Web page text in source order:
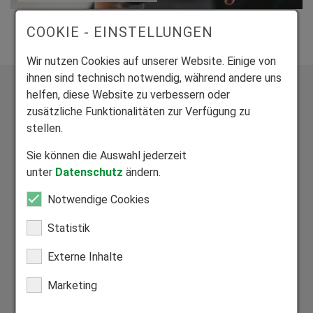
Exklusive Bauelemente aus vier zertifizierten Werken
Wir fertigen alle Produkte individuell auf Maß.
Mitglied Bundesverband Direktvertrieb
Seriöser Direktvertrieb zum Nutzen unserer Kunden.
COOKIE - EINSTELLUNGEN
Wir nutzen Cookies auf unserer Website. Einige von
ihnen sind technisch notwendig, während andere uns
helfen, diese Website zu verbessern oder
zusätzliche Funktionalitäten zur Verfügung zu
stellen.
Sie können die Auswahl jederzeit
unter Datenschutz ändern.
Notwendige Cookies
Statistik
Externe Inhalte
Marketing